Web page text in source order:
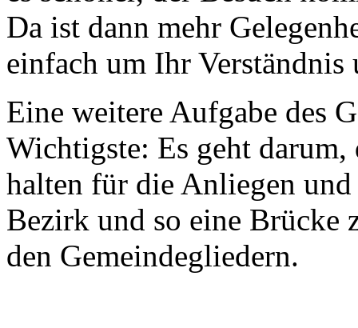
Da ist dann mehr
einfach um Ihr
Eine weitere Aufgabe des
Wichtigste: Es geht
halten für die Anliegen
Bezirk und so eine Brücke
den Gemeindegliedern.